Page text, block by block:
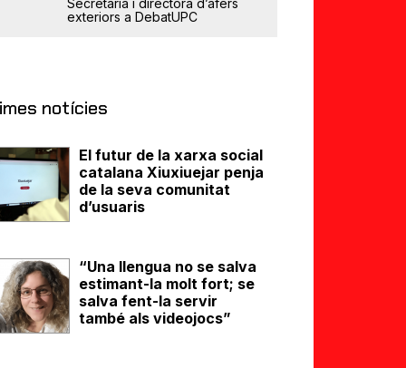
Secretaria i directora d’afers
exteriors a DebatUPC
notícies
El futur de la xarxa social
catalana Xiuxiuejar penja
de la seva comunitat
d’usuaris
“Una llengua no se salva
estimant-la molt fort; se
salva fent-la servir
també als videojocs”